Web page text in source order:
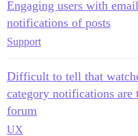
Engaging users with email
notifications of posts
Support
Difficult to tell that
category notifications are
forum
UX